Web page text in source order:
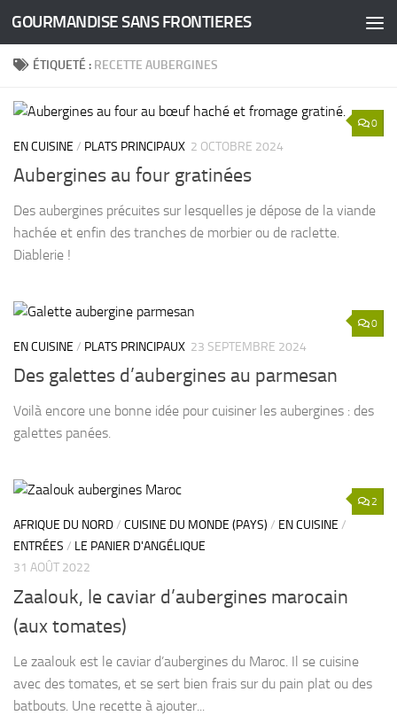
Skip to content
GOURMANDISE SANS FRONTIERES
ÉTIQUETÉ : RECETTE AUBERGINES
0
EN CUISINE / PLATS PRINCIPAUX 2 OCTOBRE 2024
Aubergines au four gratinées
Des aubergines précuites sur lesquelles je dépose de la viande
hachée et enfin des tranches de morbier ou de raclette.
Diablerie !
0
EN CUISINE / PLATS PRINCIPAUX 23 SEPTEMBRE 2024
Des galettes d’aubergines au parmesan
Voilà encore une bonne idée pour cuisiner les aubergines : des
galettes panées.
2
AFRIQUE DU NORD/ CUISINE DU MONDE (PAYS) / EN CUISINE /
ENTRÉES / LE PANIER D'ANGÉLIQUE
31 AOÛT 2022
Zaalouk, le caviar d’aubergines marocain
(aux tomates)
Le zaalouk est le caviar d’aubergines du Maroc. Il se cuisine
avec des tomates, et se sert bien frais sur du pain plat ou des
batbouts. Une recette à ajouter...